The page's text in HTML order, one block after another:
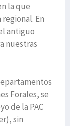
la que
En
antiguo
nuestras
Forales, se
de la PAC
sin